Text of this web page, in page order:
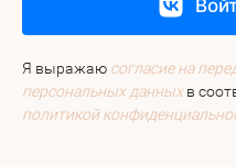
Я выражаю согласие на
персональных данныхв
политикой